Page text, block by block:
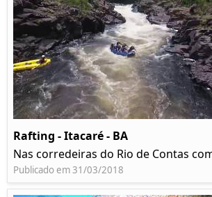
Rafting - Itacaré - BA
Nas corredeiras do Rio de Contas
Publicado em 31/03/2018